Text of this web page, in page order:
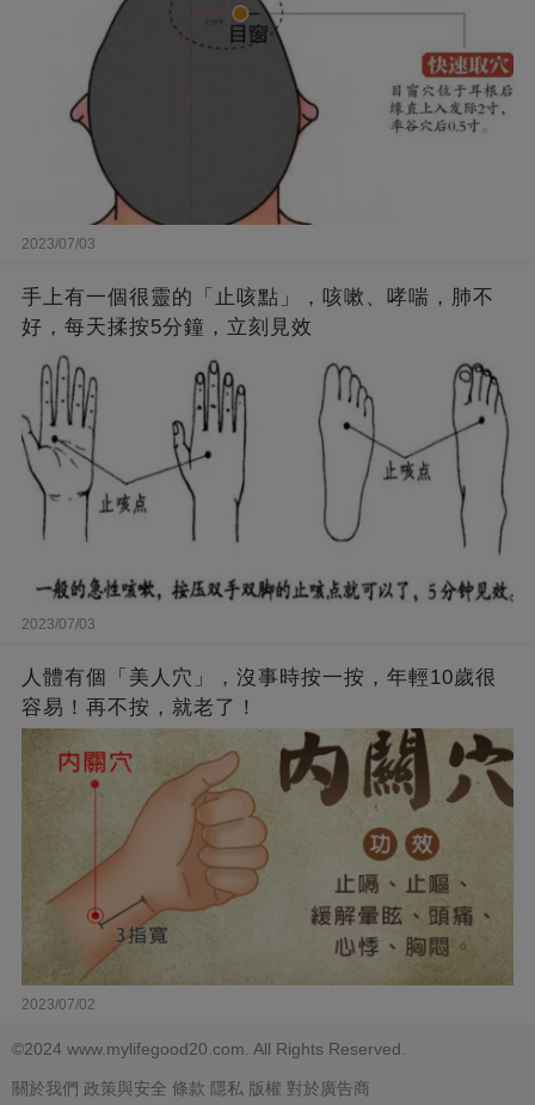
2023/07/03
手上有一個很靈的「止咳點」，咳嗽、哮喘，肺不
好，每天揉按5分鐘，立刻見效
2023/07/03
人體有個「美人穴」，沒事時按一按，年輕10歲很
容易！再不按，就老了！
2023/07/02
©2024 www.mylifegood20.com. All Rights Reserved.
關於我們 政策與安全 條款 隱私 版權 對於廣告商